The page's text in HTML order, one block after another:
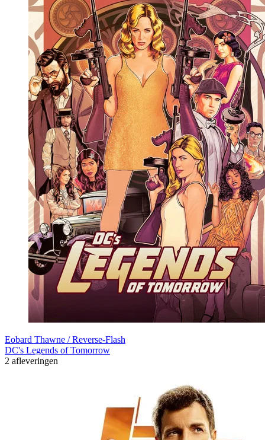
Eobard Thawne / Reverse-Flash
DC's Legends of Tomorrow
2 afleveringen